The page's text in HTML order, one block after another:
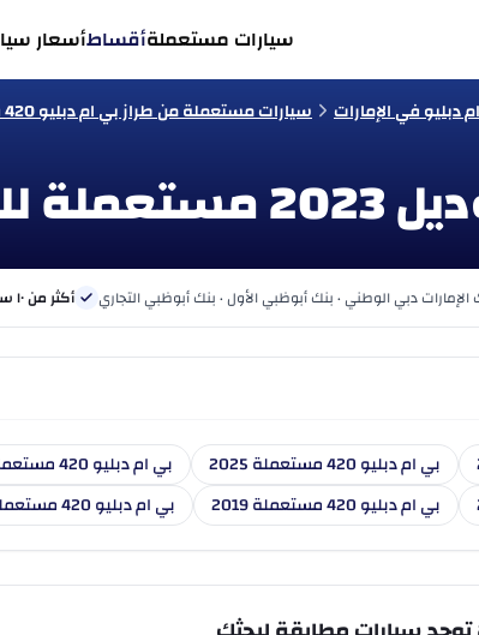
سيارات مستعملةأقساطأسعار
في الإمارات
سيارات مستعملة من طراز بي ام دبليو 420 في الإمارات
الإمارات دبي الوطني · بنك أبوظبي الأول · بنك أبوظبي التجاري أكثر من ١٠ سنوات
بي ام دبليو 420 مستعملة 2025 بي ام دبليو 420 مستعملة 2024
بي ام دبليو 420 مستعملة 2019 بي ام دبليو 420 مستعملة 2018